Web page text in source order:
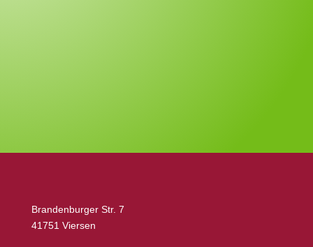
Brandenburger Str. 7
41751 Viersen